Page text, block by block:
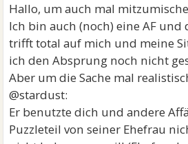
Hallo, um auch mal
Ich bin auch (noch) eine AF und
trifft total auf mich und meine
ich den Absprung noch nicht
Aber um die Sache mal
@stardust:
Er benutzte dich und andere
Puzzleteil von seiner Ehefrau